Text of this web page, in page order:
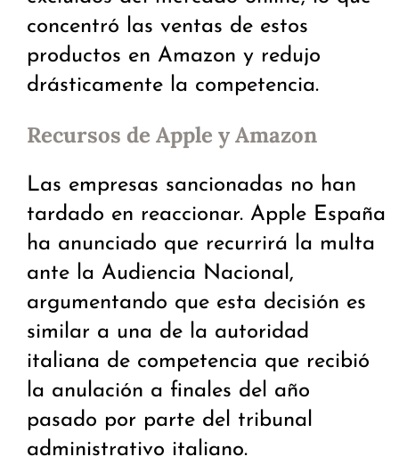
concentró las ventas de estos
productos en Amazon y redujo
drásticamente la competencia.
Recursos de Apple y Amazon
Las empresas sancionadas no han
tardado en reaccionar. Apple España
ha anunciado que recurrirá la multa
ante la Audiencia Nacional,
argumentando que esta decisión es
similar a una de la autoridad
italiana de competencia que recibió
la anulación a finales del año
pasado por parte del tribunal
administrativo italiano.